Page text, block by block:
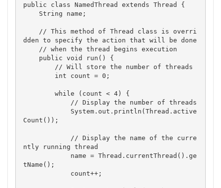
public class NamedThread extends Thread {
dden to specify the action that will be done
Count());
ntly running thread
tName();